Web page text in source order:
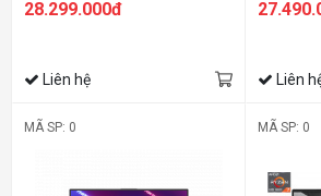
SSD/15.6 FHD/RTX 3050
28.299.000đ
Liên hệ
4GB |
Liên
MÃ SP: 0 MÃ SP: 0